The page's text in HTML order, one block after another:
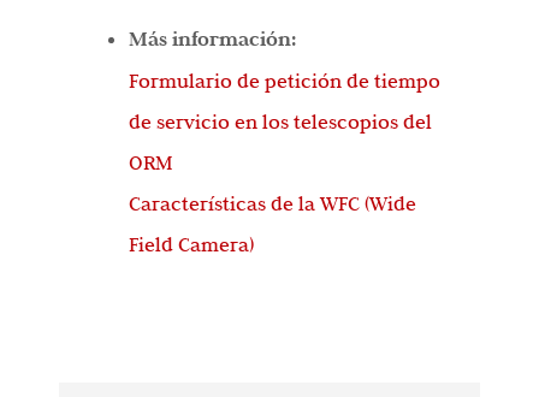
Más información:
Formulario de petición de tiempo
de servicio en los telescopios del
ORM
Características de la WFC (Wide
Field Camera)